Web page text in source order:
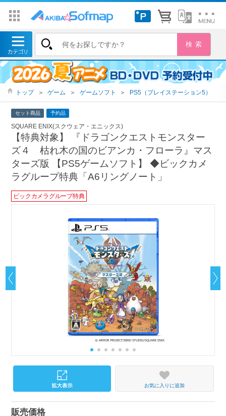
トップ ＞ ゲーム ＞ ゲームソフト ＞ PS5（プレイステーション5）
セット商品 予約品
SQUARE ENIX(スクウェア・エニックス)
【特典対象】 『ドラゴンクエストモンスター
ズ４ 枯れ木の国のビアンカ・フローラ』マス
ターズ版 【PS5ゲームソフト】 ◆ビックカメ
ラグループ特典「A6リングノート」
ビックカメラグループ特典
お気に入りに追加
販売価格